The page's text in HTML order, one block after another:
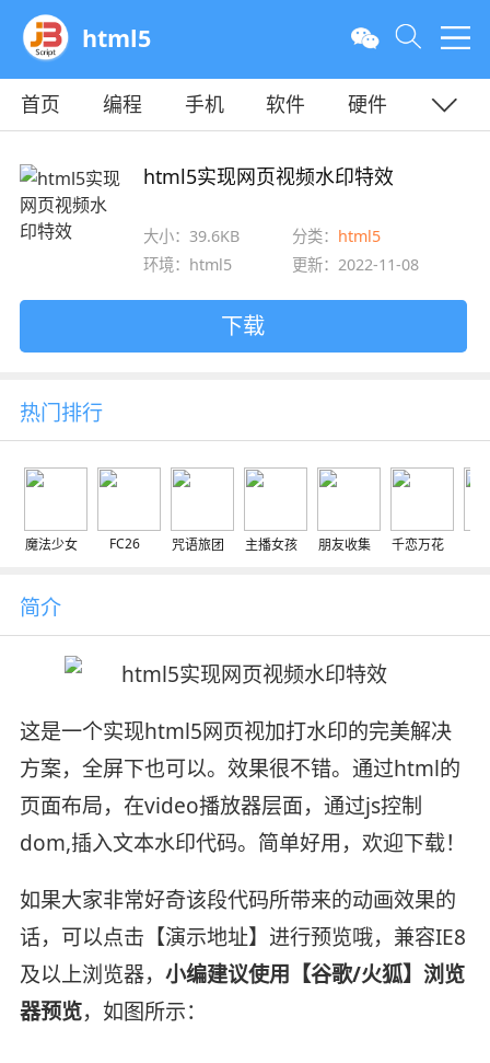
html5
首页 编程 手机 软件
硬件
html5实现网页视频水印特效
大小：39.6KB 分类： html5
环境：html5
更新：2022-11-08
下载
热门排行
魔法少女 FC26 咒语旅团 主播女孩 朋友收集 千恋万花
简介
这是一个实现html5网页视加打水印的完美解决
方案，全屏下也可以。效果很不错。通过html的
页面布局，在video播放器层面，通过js控制
dom,插入文本水印代码。简单好用，欢迎下载！
如果大家非常好奇该段代码所带来的动画效果的
话，可以点击【演示地址】进行预览哦，兼容IE8
及以上浏览器， 小编建议使用【谷歌/火狐】浏览
器预览，如图所示：